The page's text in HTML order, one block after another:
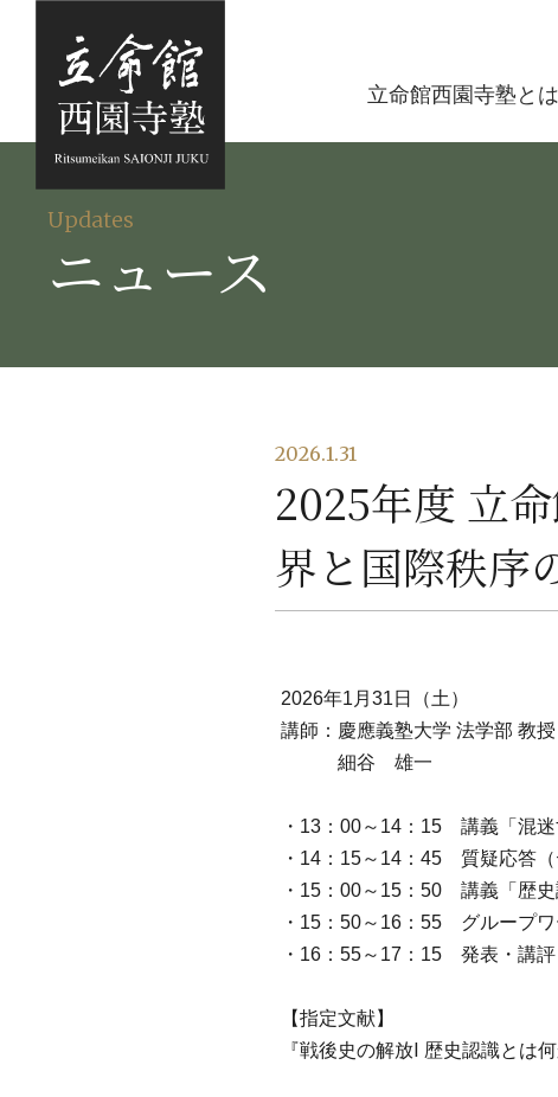
立命館西園寺塾とは
Updates
ニュース
2026.1.31
2025年度 立
界と国際秩序
2026年1月31日（土）
講師：慶應義塾大学 法学部 教授
細谷 雄一
・13：00～14：15 講義「混迷
・14：15～14：45 質疑応答（
・15：00～15：50 講義「歴史
・15：50～16：55 グループワ
・16：55～17：15 発表・講評
【指定文献】
『戦後史の解放Ⅰ 歴史認識とは